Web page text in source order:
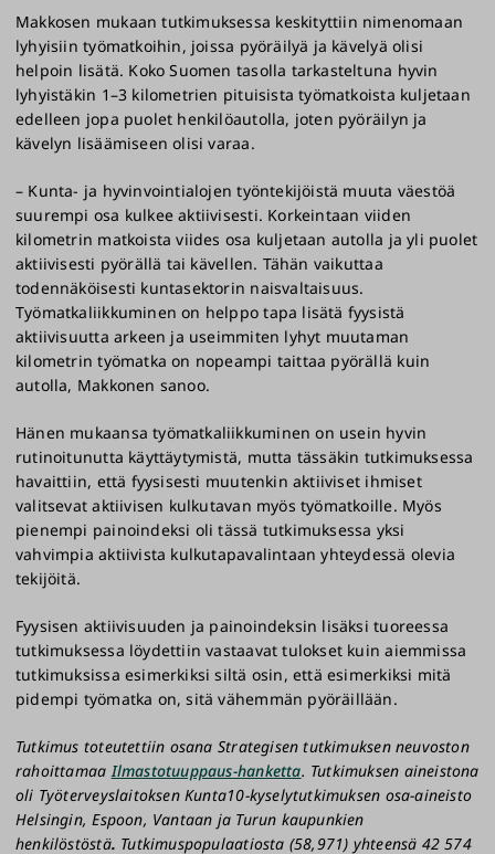
Makkosen mukaan tutkimuksessa keskityttiin nimenomaan
lyhyisiin työmatkoihin, joissa pyöräilyä ja kävelyä olisi
helpoin lisätä. Koko Suomen tasolla tarkasteltuna hyvin
lyhyistäkin 1–3 kilometrien pituisista työmatkoista kuljetaan
edelleen jopa puolet henkilöautolla, joten pyöräilyn ja
kävelyn lisäämiseen olisi varaa.
– Kunta- ja hyvinvointialojen työntekijöistä muuta väestöä
suurempi osa kulkee aktiivisesti. Korkeintaan viiden
kilometrin matkoista viides osa kuljetaan autolla ja yli puolet
aktiivisesti pyörällä tai kävellen. Tähän vaikuttaa
todennäköisesti kuntasektorin naisvaltaisuus.
Työmatkaliikkuminen on helppo tapa lisätä fyysistä
aktiivisuutta arkeen ja useimmiten lyhyt muutaman
kilometrin työmatka on nopeampi taittaa pyörällä kuin
autolla, Makkonen sanoo.
Hänen mukaansa työmatkaliikkuminen on usein hyvin
rutinoitunutta käyttäytymistä, mutta tässäkin tutkimuksessa
havaittiin, että fyysisesti muutenkin aktiiviset ihmiset
valitsevat aktiivisen kulkutavan myös työmatkoille. Myös
pienempi painoindeksi oli tässä tutkimuksessa yksi
vahvimpia aktiivista kulkutapavalintaan yhteydessä olevia
tekijöitä.
Fyysisen aktiivisuuden ja painoindeksin lisäksi tuoreessa
tutkimuksessa löydettiin vastaavat tulokset kuin aiemmissa
tutkimuksissa esimerkiksi siltä osin, että esimerkiksi mitä
pidempi työmatka on, sitä vähemmän pyöräillään.
Tutkimus toteutettiin osana Strategisen tutkimuksen neuvoston
rahoittamaaIlmastotuuppaus-hanketta. Tutkimuksen aineistona
oli Työterveyslaitoksen Kunta10-kyselytutkimuksen osa-aineisto
Helsingin, Espoon, Vantaan ja Turun kaupunkien
henkilöstöstä. Tutkimuspopulaatiosta (58,971) yhteensä 42 574